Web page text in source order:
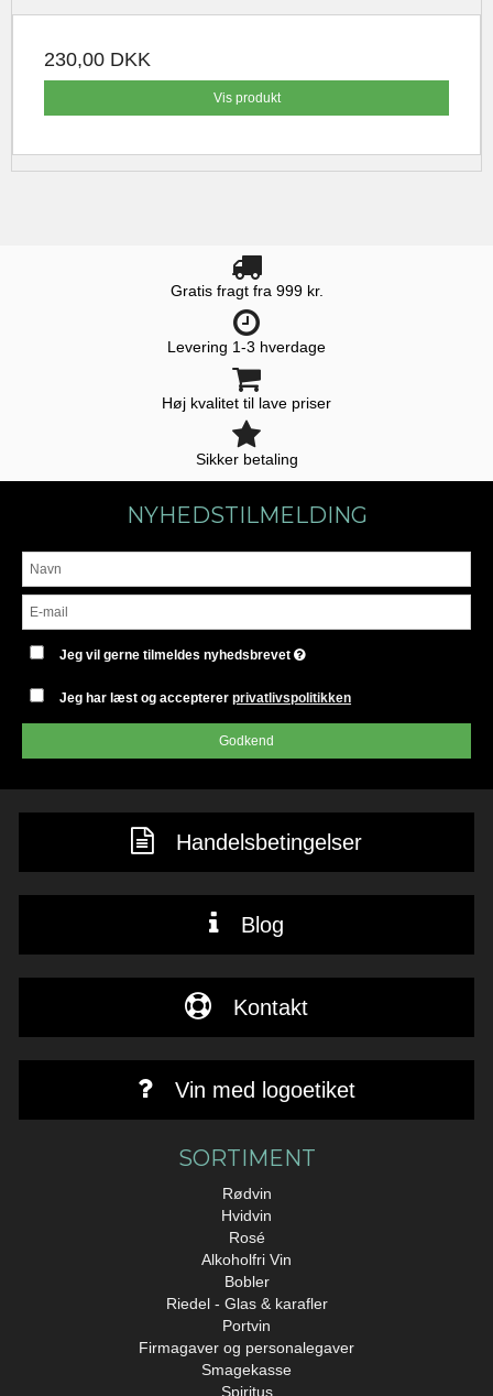
230,00 DKK
Vis produkt
Gratis fragt fra 999 kr.
Levering 1-3 hverdage
Høj kvalitet til lave priser
Sikker betaling
NYHEDSTILMELDING
Jeg vil gerne tilmeldes nyhedsbrevet
Jeg har læst og acceptererprivatlivspolitikken
Godkend
Handelsbetingelser
Blog
Kontakt
Vin med logoetiket
SORTIMENT
Rødvin
Hvidvin
Rosé
Alkoholfri Vin
Bobler
Riedel - Glas & karafler
Portvin
Firmagaver og personalegaver
Smagekasse
Spiritus